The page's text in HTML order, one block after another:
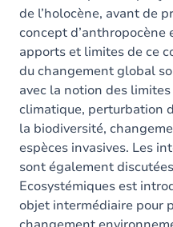
de l’holocène, avant de
concept
apports et limites de ce
du changement global
avec la notion des
climatique, perturbation
la biodiversité,
espèces invasives. Les
sont également
Ecosystémiques est
objet intermédiaire pour